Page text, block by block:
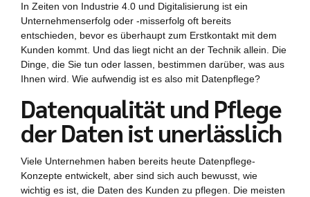
In Zeiten von Industrie 4.0 und Digitalisierung ist ein
Unternehmenserfolg oder -misserfolg oft bereits
entschieden, bevor es überhaupt zum Erstkontakt mit dem
Kunden kommt. Und das liegt nicht an der Technik allein. Die
Dinge, die Sie tun oder lassen, bestimmen darüber, was aus
Ihnen wird. Wie aufwendig ist es also mit Datenpflege?
Datenqualität und Pflege
der Daten ist unerlässlich
Viele Unternehmen haben bereits heute Datenpflege-
Konzepte entwickelt, aber sind sich auch bewusst, wie
wichtig es ist, die Daten des Kunden zu pflegen. Die meisten